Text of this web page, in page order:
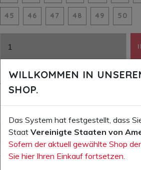
45 46 47 48 49 50
AUF DIE WUNSCHLISTE
Verfügbarkeit:
WEITERE INFOS (PDF)
Weitere Informationen zum Produkt
WILLKOMMEN IN
SHOP.
Das System hat festgestellt, dass
Staat Vereinigte Staaten von
Sofern der aktuell gewählte Shop
Sie hier Ihren Einkauf fortsetzen.